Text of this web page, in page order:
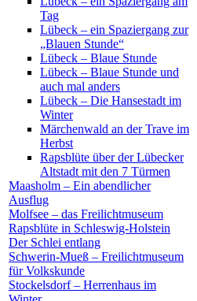
Tag
Lübeck – ein Spaziergang zur
„Blauen Stunde“
Lübeck – Blaue Stunde
Lübeck – Blaue Stunde und
auch mal anders
Lübeck – Die Hansestadt im
Winter
Märchenwald an der Trave im
Herbst
Rapsblüte über der Lübecker
Altstadt mit den 7 Türmen
Maasholm – Ein abendlicher
Ausflug
Molfsee – das Freilichtmuseum
Rapsblüte in Schleswig-Holstein
Der Schlei entlang
Schwerin-Mueß – Freilichtmuseum
für Volkskunde
Stockelsdorf – Herrenhaus im